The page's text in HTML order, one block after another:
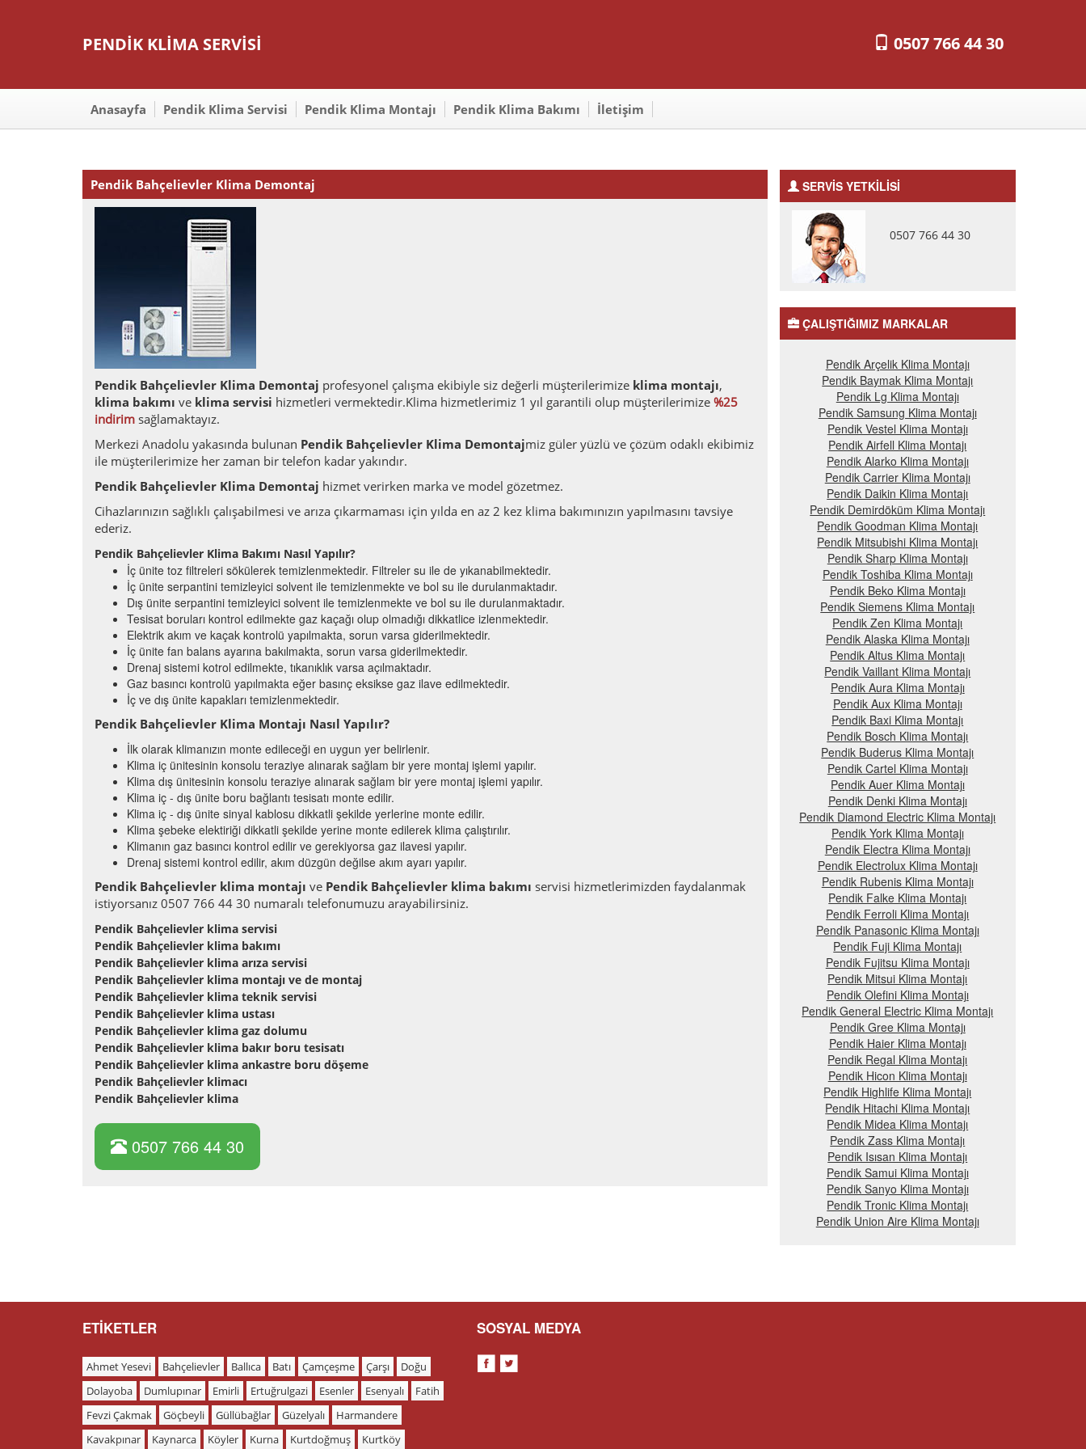
PENDİK KLİMA SERVİSİ 0507 766 44 30
Anasayfa Pendik Klima Servisi Pendik Klima Montajı Pendik Klima Bakımı İletişim
Pendik Bahçelievler Klima Demontaj
Pendik Bahçelievler Klima Demontaj profesyonel çalışma ekibiyle siz değerli müşterilerimize klima montajı,
klima bakımı ve klima servisi hizmetleri vermektedir.Klima hizmetlerimiz 1 yıl garantili olup müşterilerimize %25
indirim sağlamaktayız.
Merkezi Anadolu yakasında bulunan Pendik Bahçelievler Klima Demontajmiz güler yüzlü ve çözüm odaklı ekibimiz
ile müşterilerimize her zaman bir telefon kadar yakındır.
Pendik Bahçelievler Klima Demontaj hizmet verirken marka ve model gözetmez.
Cihazlarınızın sağlıklı çalışabilmesi ve arıza çıkarmaması için yılda en az 2 kez klima bakımınızın yapılmasını tavsiye
ederiz.
Pendik Bahçelievler Klima Bakımı Nasıl Yapılır?
İç ünite toz filtreleri sökülerek temizlenmektedir. Filtreler su ile de yıkanabilmektedir.
İç ünite serpantini temizleyici solvent ile temizlenmekte ve bol su ile durulanmaktadır.
Dış ünite serpantini temizleyici solvent ile temizlenmekte ve bol su ile durulanmaktadır.
Tesisat boruları kontrol edilmekte gaz kaçağı olup olmadığı dikkatlice izlenmektedir.
Elektrik akım ve kaçak kontrolü yapılmakta, sorun varsa giderilmektedir.
İç ünite fan balans ayarına bakılmakta, sorun varsa giderilmektedir.
Drenaj sistemi kotrol edilmekte, tıkanıklık varsa açılmaktadır.
Gaz basıncı kontrolü yapılmakta eğer basınç eksikse gaz ilave edilmektedir.
İç ve dış ünite kapakları temizlenmektedir.
Pendik Bahçelievler Klima Montajı Nasıl Yapılır?
İlk olarak klimanızın monte edileceği en uygun yer belirlenir.
Klima iç ünitesinin konsolu teraziye alınarak sağlam bir yere montaj işlemi yapılır.
Klima dış ünitesinin konsolu teraziye alınarak sağlam bir yere montaj işlemi yapılır.
Klima iç - dış ünite boru bağlantı tesisatı monte edilir.
Klima iç - dış ünite sinyal kablosu dikkatli şekilde yerlerine monte edilir.
Klima şebeke elektiriği dikkatli şekilde yerine monte edilerek klima çalıştırılır.
Klimanın gaz basıncı kontrol edilir ve gerekiyorsa gaz ilavesi yapılır.
Drenaj sistemi kontrol edilir, akım düzgün değilse akım ayarı yapılır.
Pendik Bahçelievler klima montajı ve Pendik Bahçelievler klima bakımı servisi hizmetlerimizden faydalanmak
istiyorsanız 0507 766 44 30 numaralı telefonumuzu arayabilirsiniz.
Pendik Bahçelievler klima servisi
Pendik Bahçelievler klima bakımı
Pendik Bahçelievler klima arıza servisi
Pendik Bahçelievler klima montajı ve de montaj
Pendik Bahçelievler klima teknik servisi
Pendik Bahçelievler klima ustası
Pendik Bahçelievler klima gaz dolumu
Pendik Bahçelievler klima bakır boru tesisatı
Pendik Bahçelievler klima ankastre boru döşeme
Pendik Bahçelievler klimacı
Pendik Bahçelievler klima
0507 766 44 30
SERVİS YETKİLİSİ
0507 766 44 30
ÇALIŞTIĞIMIZ MARKALAR
Pendik Arçelik Klima Montajı
Pendik Baymak Klima Montajı
Pendik Lg Klima Montajı
Pendik Samsung Klima Montajı
Pendik Vestel Klima Montajı
Pendik Airfell Klima Montajı
Pendik Alarko Klima Montajı
Pendik Carrier Klima Montajı
Pendik Daikin Klima Montajı
Pendik Demirdöküm Klima Montajı
Pendik Goodman Klima Montajı
Pendik Mitsubishi Klima Montajı
Pendik Sharp Klima Montajı
Pendik Toshiba Klima Montajı
Pendik Beko Klima Montajı
Pendik Siemens Klima Montajı
Pendik Zen Klima Montajı
Pendik Alaska Klima Montajı
Pendik Altus Klima Montajı
Pendik Vaillant Klima Montajı
Pendik Aura Klima Montajı
Pendik Aux Klima Montajı
Pendik Baxi Klima Montajı
Pendik Bosch Klima Montajı
Pendik Buderus Klima Montajı
Pendik Cartel Klima Montajı
Pendik Auer Klima Montajı
Pendik Denki Klima Montajı
Pendik Diamond Electric Klima Montajı
Pendik York Klima Montajı
Pendik Electra Klima Montajı
Pendik Electrolux Klima Montajı
Pendik Rubenis Klima Montajı
Pendik Falke Klima Montajı
Pendik Ferroli Klima Montajı
Pendik Panasonic Klima Montajı
Pendik Fuji Klima Montajı
Pendik Fujitsu Klima Montajı
Pendik Mitsui Klima Montajı
Pendik Olefini Klima Montajı
Pendik General Electric Klima Montajı
Pendik Gree Klima Montajı
Pendik Haier Klima Montajı
Pendik Regal Klima Montajı
Pendik Hicon Klima Montajı
Pendik Highlife Klima Montajı
Pendik Hitachi Klima Montajı
Pendik Midea Klima Montajı
Pendik Zass Klima Montajı
Pendik Isısan Klima Montajı
Pendik Samui Klima Montajı
Pendik Sanyo Klima Montajı
Pendik Tronic Klima Montajı
Pendik Union Aire Klima Montajı
ETİKETLER
Ahmet Yesevi Bahçelievler Ballıca Batı Çamçeşme Çarşı
Doğu
Dolayoba
Dumlupınar Emirli Ertuğrulgazi Esenler Esenyalı
Fatih
Fevzi Çakmak
Göçbeyli Güllübağlar Güzelyalı
Harmandere
Kavakpınar
Kaynarca Köyler Kurna Kurtdoğmuş Kurtköy
SOSYAL MEDYA